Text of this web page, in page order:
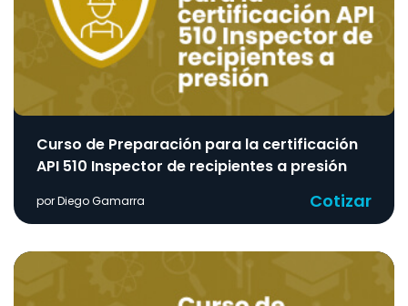
Curso de Preparación para la certificación
API 510 Inspector de recipientes a presión
por Diego Gamarra Cotizar